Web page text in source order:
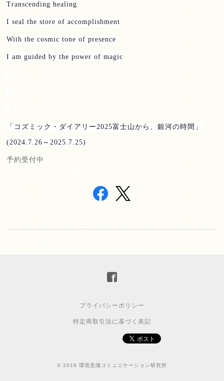
Transcending healing
I seal the store of accomplishment
With the cosmic tone of presence
I am guided by the power of magic
「コズミック・ダイアリー2025富士山から、銀河の時間」
(2024.7.26 ～2025.7.25)
予約受付中
プライバシーポリシー
特定商取引法に基づく表記
© 2016 環境意識コミュニケーション研究所